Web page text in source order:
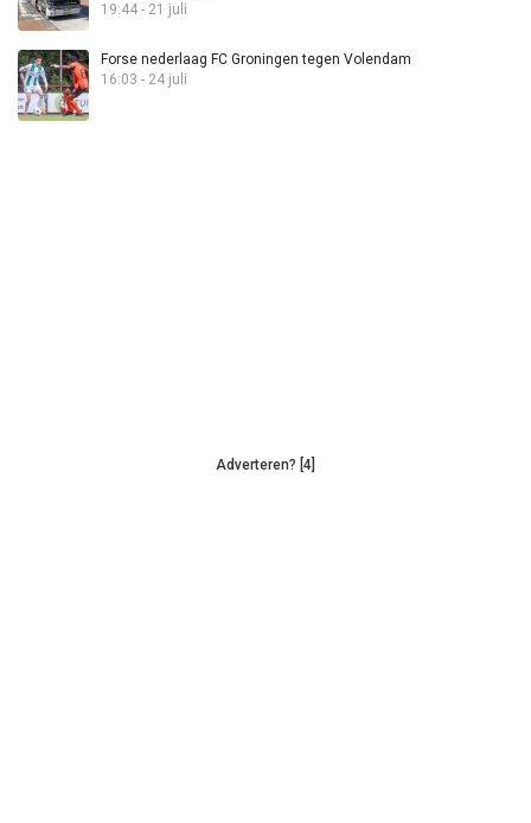
19:44 - 21 juli
Forse nederlaag FC Groningen tegen Volendam
16:03 - 24 juli
Adverteren? [4]